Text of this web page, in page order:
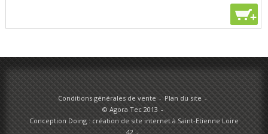
+
Conditions générales de vente
Plan du site
© Agora Tec 2013
Conception Doing : création de site internet à Saint-Etienne Loire
42